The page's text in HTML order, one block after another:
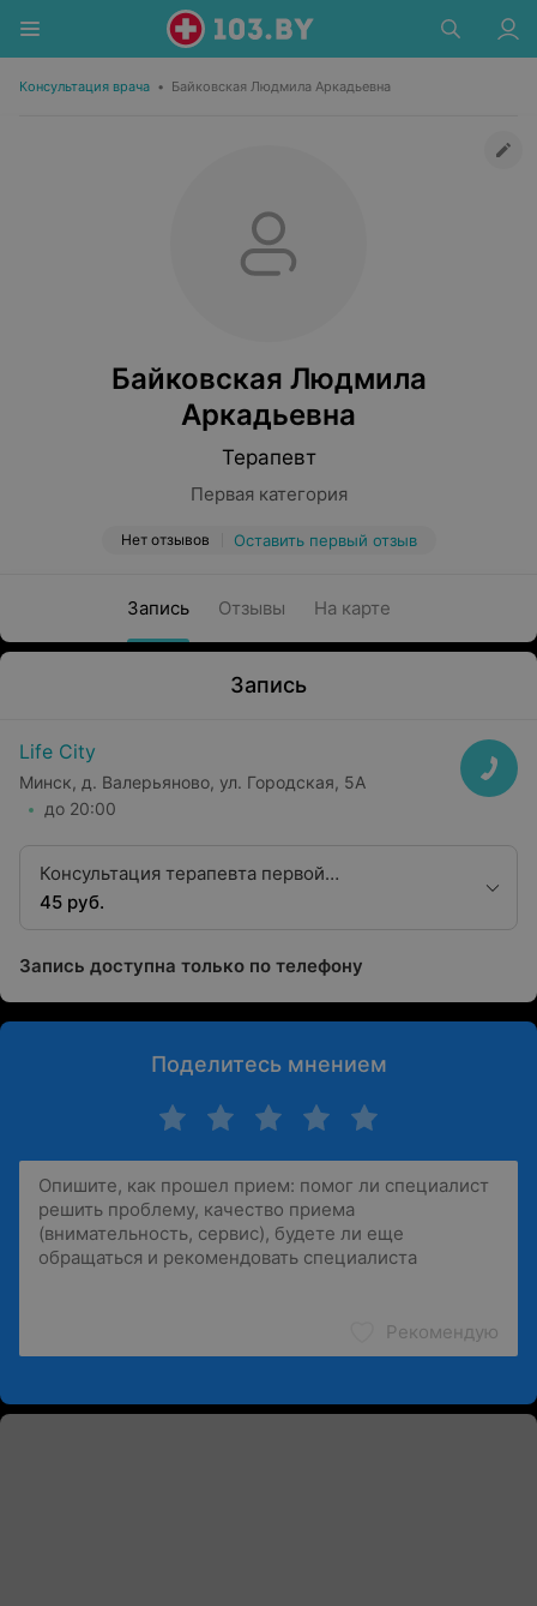
Консультация врача • Байковская Людмила Аркадьевна
Байковская Людмила
Аркадьевна
Терапевт
Первая категория
Нет отзывов Оставить первый отзыв
Запись Отзывы На карте
Запись
Life City
Минск, д. Валерьяново, ул. Городская, 5А
до 20:00
Консультация терапевта первой
квалификационной категории
45 руб.
Запись доступна только по телефону
Поделитесь мнением
Рекомендую